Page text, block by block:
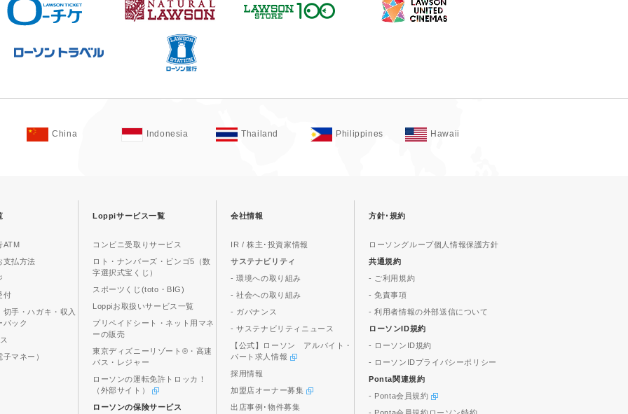
China Indonesia Thailand Philippines Hawaii
ATM
支払方法
付
手・ハガキ・収入
パック
マネー）
Loppiサービス一覧
コンビニ受取りサービス
ロト・ナンバーズ・ビンゴ5（数
字選択式宝くじ）
スポーツくじ(toto・BIG)
Loppiお取扱いサービス一覧
プリペイドシート・ネット用マネ
ーの販売
東京ディズニーリゾート®・高速
バス・レジャー
ローソンの運転免許トロッカ！
（外部サイト）
ローソンの保険サービス
会社情報
IR / 株主･投資家情報
サステナビリティ
- 環境への取り組み
- 社会への取り組み
- ガバナンス
- サステナビリティニュース
【公式】ローソン アルバイト・
パート求人情報
採用情報
加盟店オーナー募集
出店事例･物件募集
方針･規約
ローソングループ個人情報保護方針
共通規約
- ご利用規約
- 免責事項
- 利用者情報の外部送信について
ローソンID規約
- ローソンID規約
- ローソンIDプライバシーポリシー
Ponta関連規約
- Ponta会員規約